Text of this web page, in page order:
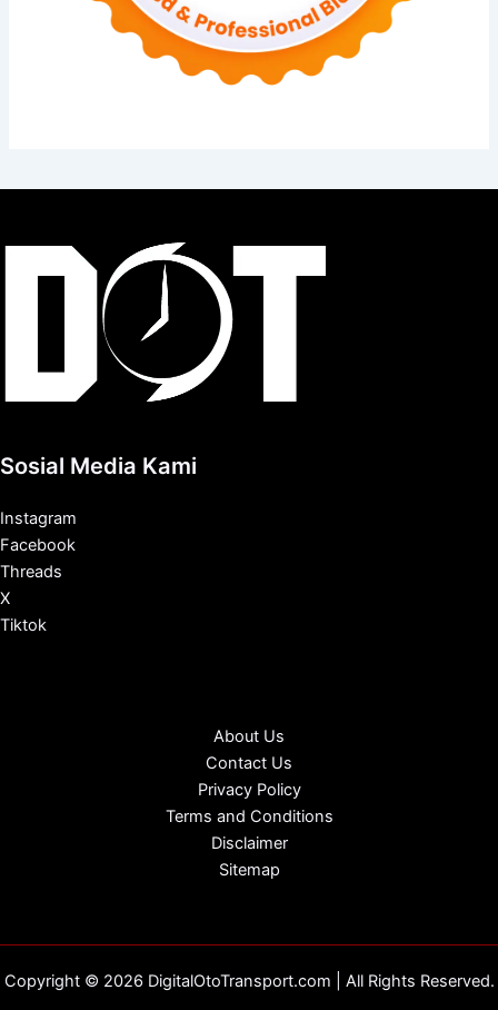
Sosial Media Kami
Instagram
Facebook
Threads
X
Tiktok
About Us
Contact Us
Privacy Policy
Terms and Conditions
Disclaimer
Sitemap
Copyright © 2026 DigitalOtoTransport.com | All Rights Reserved.